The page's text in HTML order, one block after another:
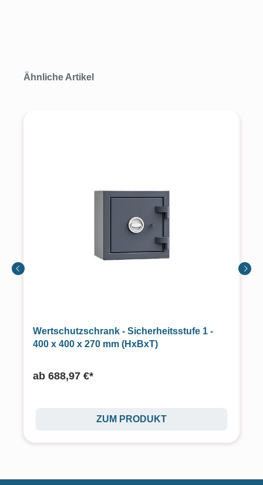
Produktgalerie überspringen
Ähnliche Artikel
Wertschutzschrank - Sicherheitsstufe 1 -
400 x 400 x 270 mm (HxBxT)
ab 688,97 €*
ZUM PRODUKT